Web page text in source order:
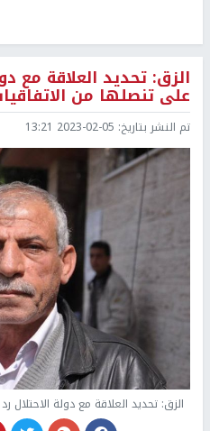
الزق: تحديد العلاقة مع
على تنصلها من
تم النشر بتاريخ: 2023-02-05 13:21
الزق: تحديد العلاقة مع دولة